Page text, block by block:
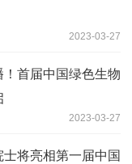
2023-03-27
首届中国绿色生物
2023-03-27
将亮相第一届中国